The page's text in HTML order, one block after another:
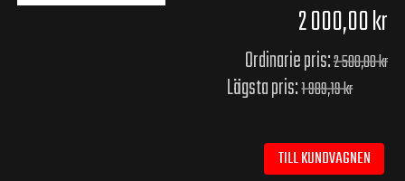
2 000,00 kr
Ordinarie pris:2 500,00 kr
Lägsta pris:1 989,19 kr
TILL KUNDVAGNEN